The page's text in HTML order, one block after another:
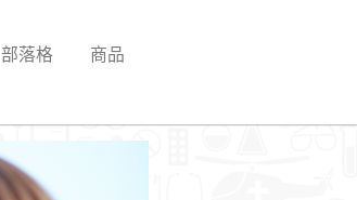
部落格 商品